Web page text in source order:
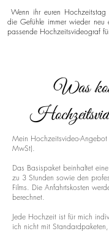
Wenn ihr euren Hochzeitstag
die Gefühle immer wieder
passende Hochzeitsvideograf
Was
Mein Hochzeitsvideo-
MwSt).
Das Basispaket beinhaltet
zu 3 Stunden sowie den
Films. Die Anfahrtskosten
berechnet.
Jede Hochzeit ist für mich
ich nicht mit